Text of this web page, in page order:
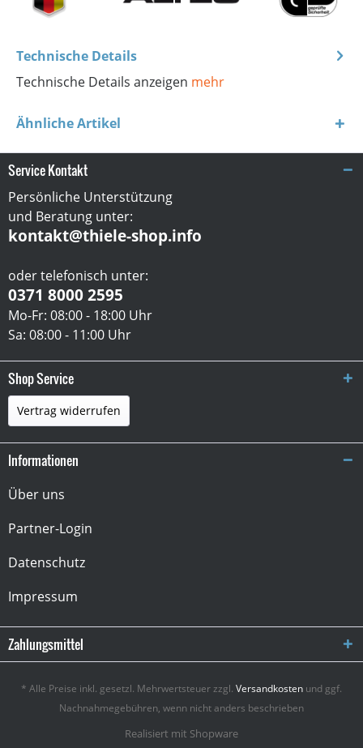
Technische Details
Technische Details anzeigen mehr
Ähnliche Artikel
Service Kontakt
Persönliche Unterstützung
und Beratung unter:
kontakt@thiele-shop.info
oder telefonisch unter:
0371 8000 2595
Mo-Fr: 08:00 - 18:00 Uhr
Sa: 08:00 - 11:00 Uhr
Shop Service
Vertrag widerrufen
Informationen
Über uns
Partner-Login
Datenschutz
Impressum
Zahlungsmittel
* Alle Preise inkl. gesetzl. Mehrwertsteuer zzgl. Versandkosten und ggf.
Nachnahmegebühren, wenn nicht anders beschrieben
Realisiert mit Shopware